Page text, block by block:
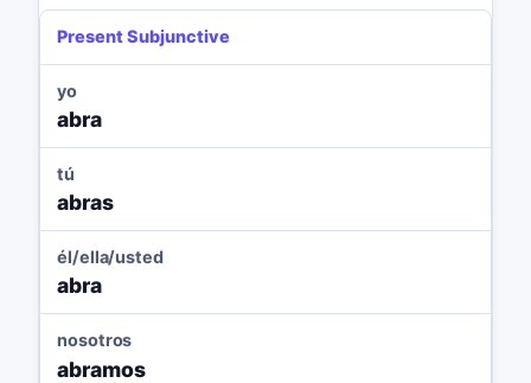
Present Subjunctive
yo
abra
tú
abras
él/ella/usted
abra
nosotros
abramos